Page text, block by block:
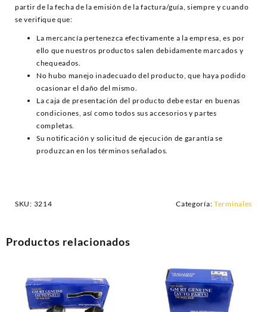
partir de la fecha de la emisión de la factura/guía, siempre y cuando
se verifique que:
La mercancía pertenezca efectivamente a la empresa, es por
ello que nuestros productos salen debidamente marcados y
chequeados.
No hubo manejo inadecuado del producto, que haya podido
ocasionar el daño del mismo.
La caja de presentación del producto debe estar en buenas
condiciones, así como todos sus accesorios y partes
completas.
Su notificación y solicitud de ejecución de garantía se
produzcan en los términos señalados.
SKU: 3214 Categoría: Terminales
Productos relacionados